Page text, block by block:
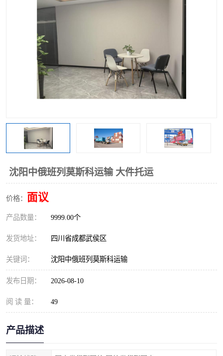
沈阳中俄班列莫斯科运输 大件托运
价格： 面议
产品数量： 9999.00个
发货地址： 四川省成都武侯区
关键词： 沈阳中俄班列莫斯科运输
发布日期： 2026-08-10
阅 读 量： 49
产品描述
中俄铁路班列 中欧班列进口红酒啤酒
蓉欧班列进口机械设备
东南亚铁路 铁路出口拼箱/整柜
中俄班列莫斯科